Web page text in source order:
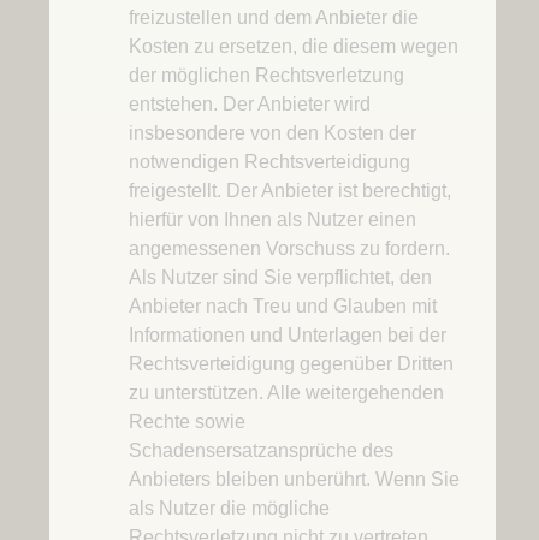
freizustellen und dem Anbieter die
Kosten zu ersetzen, die diesem wegen
der möglichen Rechtsverletzung
entstehen. Der Anbieter wird
insbesondere von den Kosten der
notwendigen Rechtsverteidigung
freigestellt. Der Anbieter ist berechtigt,
hierfür von Ihnen als Nutzer einen
angemessenen Vorschuss zu fordern.
Als Nutzer sind Sie verpflichtet, den
Anbieter nach Treu und Glauben mit
Informationen und Unterlagen bei der
Rechtsverteidigung gegenüber Dritten
zu unterstützen. Alle weitergehenden
Rechte sowie
Schadensersatzansprüche des
Anbieters bleiben unberührt. Wenn Sie
als Nutzer die mögliche